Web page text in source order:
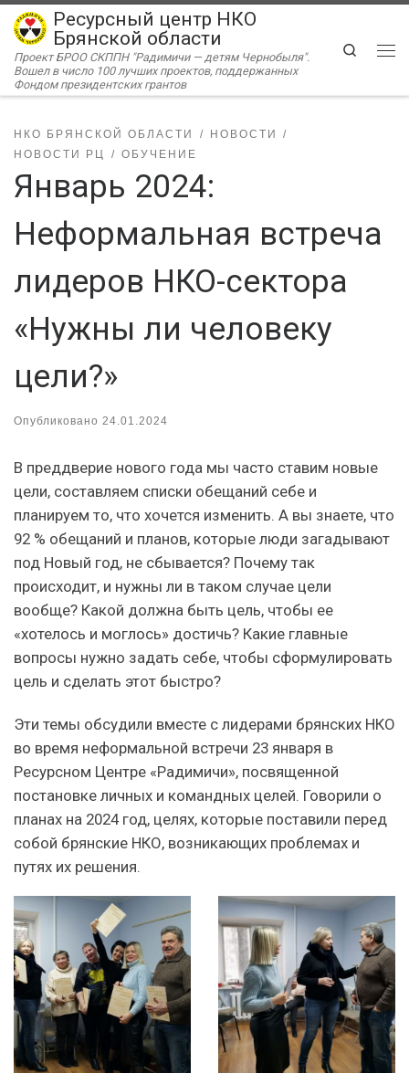
Перейти к содержимому
Ресурсный центр НКО
Брянской области
Проект БРОО СКППН "Радимичи — детям Чернобыля".
Вошел в число 100 лучших проектов, поддержанных
Фондом президентских грантов
Search
НКО БРЯНСКОЙ ОБЛАСТИ
НОВОСТИ
НОВОСТИ РЦ
ОБУЧЕНИЕ
Январь 2024:
Неформальная встреча
лидеров НКО-сектора
«Нужны ли человеку
цели?»
Опубликовано 24.01.2024
В преддверие нового года мы часто ставим новые
цели, составляем списки обещаний себе и
планируем то, что хочется изменить. А вы знаете, что
92 % обещаний и планов, которые люди загадывают
под Новый год, не сбывается? Почему так
происходит, и нужны ли в таком случае цели
вообще? Какой должна быть цель, чтобы ее
«хотелось и моглось» достичь? Какие главные
вопросы нужно задать себе, чтобы сформулировать
цель и сделать этот быстро?
Эти темы обсудили вместе с лидерами брянских НКО
во время неформальной встречи 23 января в
Ресурсном Центре «Радимичи», посвященной
постановке личных и командных целей. Говорили о
планах на 2024 год, целях, которые поставили перед
собой брянские НКО, возникающих проблемах и
путях их решения.